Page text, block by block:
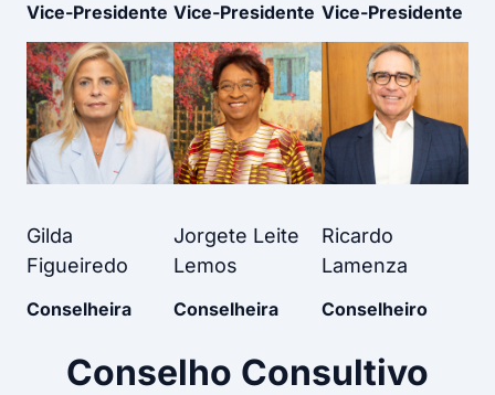
Vice-Presidente Vice-Presidente Vice-Presidente
Gilda
Figueiredo
Conselheira
Jorgete Leite
Lemos
Conselheira
Ricardo
Lamenza
Conselheiro
Conselho Consultivo​